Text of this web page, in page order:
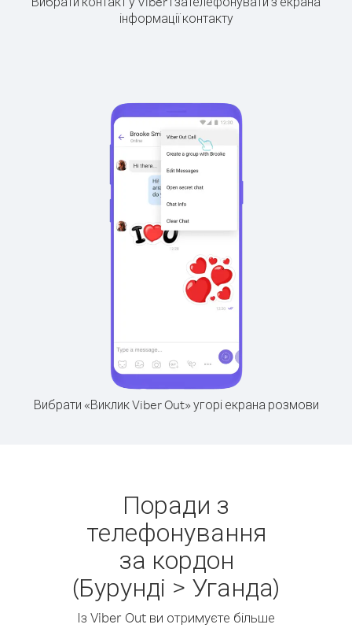
інформації контакту
Вибрати «Виклик Viber Out» угорі екрана розмови
Поради з
телефонування
за кордон
(Бурунді > Уганда)
Із Viber Out ви отримуєте більше